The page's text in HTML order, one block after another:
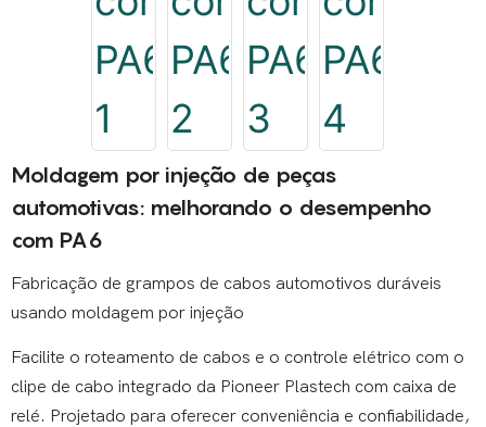
Moldagem por injeção de peças
automotivas: melhorando o desempenho
com PA6
Fabricação de grampos de cabos automotivos duráveis ​​
usando moldagem por injeção
Facilite o roteamento de cabos e o controle elétrico com o
clipe de cabo integrado da Pioneer Plastech com caixa de
relé. Projetado para oferecer conveniência e confiabilidade,